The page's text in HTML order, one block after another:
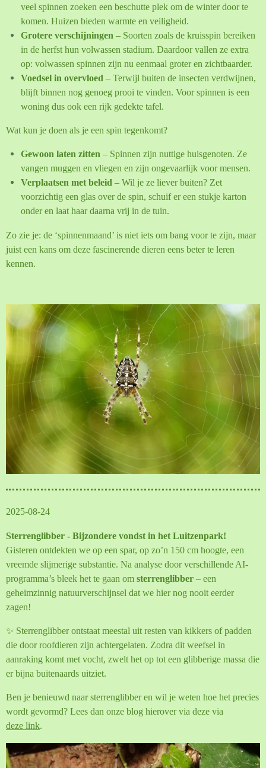
veel spinnen zoeken een beschutte plek om de winter door te
komen. Huizen bieden warmte en veiligheid.
Grotere verschijningen – Soorten zoals de kruisspin bereiken
in de herfst hun volwassen stadium. Daardoor vallen ze extra
op: volwassen spinnen zijn nu eenmaal groter en zichtbaarder.
Voedsel in overvloed – Terwijl buiten de insecten verdwijnen,
blijft binnen nog genoeg prooi te vinden. Voor spinnen is een
woning dus ook een rijk gedekte tafel.
Wat kun je doen als je een spin tegenkomt?
Gewoon laten zitten– Spinnen zijn nuttige huisgenoten. Ze
vangen muggen en vliegen en zijn ongevaarlijk voor mensen.
Verplaatsen met beleid– Wil je ze liever buiten? Zet
voorzichtig een glas over de spin, schuif er een stukje karton
onder en laat haar daarna vrij in de tuin.
Zo zie je: de ‘spinnenmaand’ is niet iets om bang voor te zijn, maar
juist een kans om deze fascinerende dieren eens beter te leren
kennen.
2025-08-24
Sterrenglibber - Bijzondere vondst in het Luitzenpark!
Gisteren ontdekten we op een spar, op zo’n 150 cm hoogte, een
vreemde slijmerige substantie. Na analyse door verschillende AI-
programma’s bleek het te gaan om sterrenglibber – een
geheimzinnig natuurverschijnsel dat we hier nog nooit eerder
zagen!
✨ Sterrenglibber ontstaat meestal uit resten van kikkers of padden
die door roofdieren zijn achtergelaten. Zodra dit weefsel in
aanraking komt met vocht, zwelt het op tot een glibberige massa die
er bijna buitenaards uitziet.
Ben je benieuwd naar sterrenglibber en wil je weten hoe het precies
wordt gevormd? Lees dan onze blog hierover via deze via
deze link.